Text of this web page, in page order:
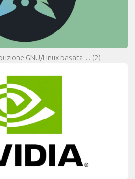
GNU/Linux basata… (2)